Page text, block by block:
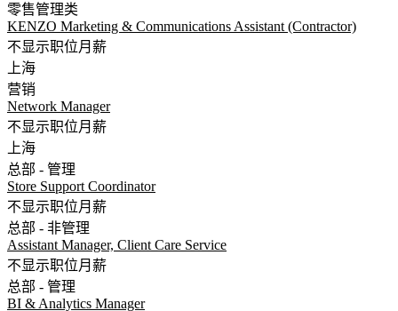
零售管理类
KENZO Marketing & Communications Assistant (Contractor)
不显示职位月薪
上海
营销
Network Manager
不显示职位月薪
上海
总部 - 管理
Store Support Coordinator
不显示职位月薪
总部 - 非管理
Assistant Manager, Client Care Service
不显示职位月薪
总部 - 管理
BI & Analytics Manager